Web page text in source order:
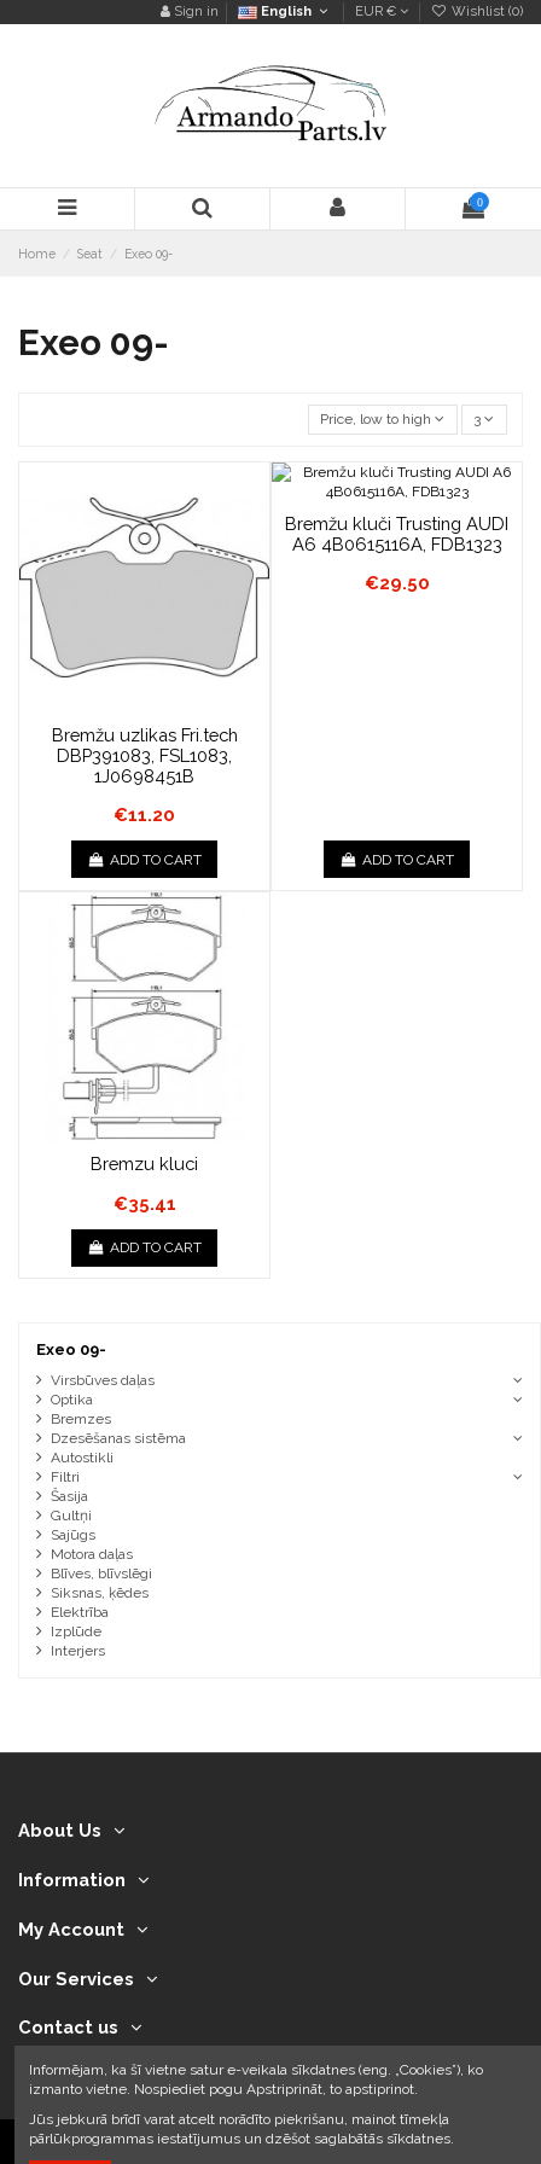
Sign in English EUR € Wishlist (0)
0
Home Seat Exeo 09-
Exeo 09-
Price, low to high 3
Bremžu uzlikas Fri.tech
DBP391083, FSL1083,
1J0698451B
€11.20
ADD TO CART
Bremžu kluči Trusting AUDI
A6 4B0615116A, FDB1323
€29.50
ADD TO CART
Bremzu kluci
€35.41
ADD TO CART
Exeo 09-
Virsbūves daļas
Optika
Bremzes
Dzesēšanas sistēma
Autostikli
Filtri
Šasija
Gultņi
Sajūgs
Motora daļas
Blīves, blīvslēgi
Siksnas, ķēdes
Elektrība
Izplūde
Interjers
About Us
Information
My Account
Our Services
Contact us
Informējam, ka šī vietne satur e-veikala sīkdatnes (eng. „Cookies”), ko
izmanto vietne. Nospiediet pogu Apstriprināt, to apstiprinot.
Jūs jebkurā brīdī varat atcelt norādīto piekrišanu, mainot tīmekļa
pārlūkprogrammas iestatījumus un dzēšot saglabātās sīkdatnes.